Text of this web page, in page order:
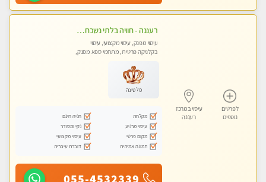
לפרטים
נוספים
עיסוי במרכז
רעננה
רעננה - חוויה בלתי נשכחת ומפנקת במיוחד
עיסוי מפנק, עיסוי מקצועי, עיסוי
בקלניקה פרטית, מתחמי ספא מפנק,
פלטינה
מקלחת
חניה חינם
עיסוי מרגיע
נקי ומסודר
מקום פרטי
עיסוי מקצועי
תמונה אמיתית
דוברת עיברית
055-4532339